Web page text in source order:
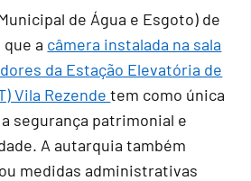
de Água e Esgoto) de
a câmera instalada na sala
da Estação Elevatória de
Vila Rezendetem como única
segurança patrimonial e
A autarquia também
medidas administrativas